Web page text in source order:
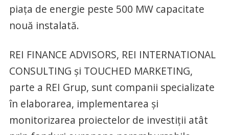
piața de energie peste 500 MW capacitate
nouă instalată.
REI FINANCE ADVISORS, REI INTERNATIONAL
CONSULTING și TOUCHED MARKETING,
parte a REI Grup, sunt companii specializate
în elaborarea, implementarea și
monitorizarea proiectelor de investiții atât